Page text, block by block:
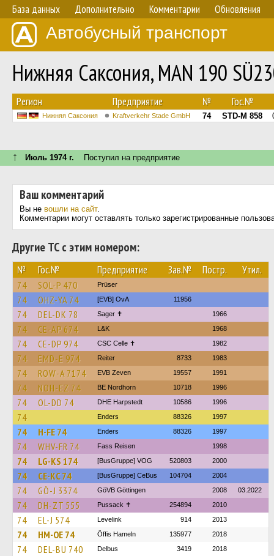
База данных Дополнительно Комментарии Обновления
Автобусный транспорт
Нижняя Саксония, MAN 190
Регион Предприятие № Гос.№
Нижняя Саксония Kraftverkehr Stade GmbH 74 STD-M 858
↑ Июль 1974 г. Поступил на предприятие
Ваш комментарий
Вы не вошли на сайт.
Комментарии могут оставлять только зарегистрированные
Другие ТС с этим номером:
№ Гос.№ Предприятие Зав.№ Постр. Утил.
74 SOL-P 470 Prüser
74 OHZ-YA 74 [EVB] OvA 11956
74 DEL-DK 78 Sager ✝ 1966
74 CE-AP 674 L&K 1968
74 CE-DP 974 CSC Celle ✝ 1982
74 EMD-E 974 Reiter 8733 1983
74 ROW-A 7174 EVB Zeven 19557 1991
74 NOH-EZ 74 BE Nordhorn 10718 1996
74 OL-DD 74 DHE Harpstedt 10586 1996
74 Enders 88326 1997
74 H-FE 74 Enders 88326 1997
74 WHV-FR 74 Fass Reisen 1998
74 LG-KS 174 [BusGruppe] VOG 520803 2000
74 CE-KC 74 [BusGruppe] CeBus 104704 2004
74 GÖ-J 3374 GöVB Göttingen 2008 03.2022
74 DH-ZT 555 Pussack ✝ 254894 2010
74 EL-J 574 Levelink 914 2013
74 HM-OE 74 Öffis Hameln 135977 2018
74 DEL-BU 740 Delbus 3419 2018